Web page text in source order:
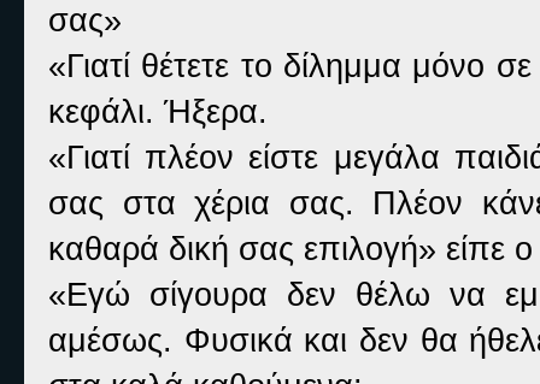
σας»
«Γιατί θέτετε το δίλημμα μόνο
κεφάλι. Ήξερα.
«Γιατί πλέον είστε μεγάλα
σας στα χέρια σας. Πλέον
καθαρά δική σας επιλογή» είπε
«Εγώ σίγουρα δεν θέλω να
αμέσως. Φυσικά και δεν θα